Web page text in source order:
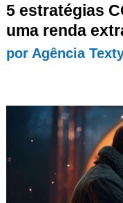
5 estratégias
uma renda
por Agência